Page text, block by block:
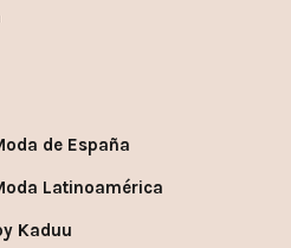
de España
Latinoamérica
Kaduu